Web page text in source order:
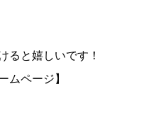
ると嬉しいです！
ムページ】